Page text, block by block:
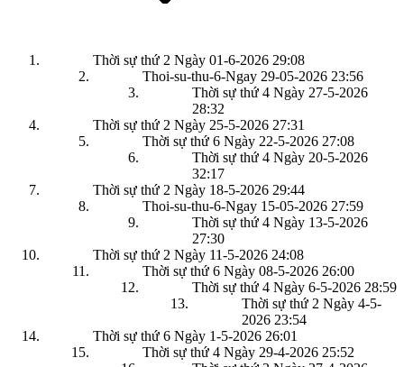
Thời sự thứ 2 Ngày 01-6-2026 29:08
Thoi-su-thu-6-Ngay 29-05-2026 23:56
Thời sự thứ 4 Ngày 27-5-2026
28:32
Thời sự thứ 2 Ngày 25-5-2026 27:31
Thời sự thứ 6 Ngày 22-5-2026 27:08
Thời sự thứ 4 Ngày 20-5-2026
32:17
Thời sự thứ 2 Ngày 18-5-2026 29:44
Thoi-su-thu-6-Ngay 15-05-2026 27:59
Thời sự thứ 4 Ngày 13-5-2026
27:30
Thời sự thứ 2 Ngày 11-5-2026 24:08
Thời sự thứ 6 Ngày 08-5-2026 26:00
Thời sự thứ 4 Ngày 6-5-2026 28:59
Thời sự thứ 2 Ngày 4-5-
2026 23:54
Thời sự thứ 6 Ngày 1-5-2026 26:01
Thời sự thứ 4 Ngày 29-4-2026 25:52